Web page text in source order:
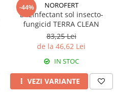
-44% NOROFERT
Dezinfectant sol insecto-
fungicid TERRA CLEAN
83,25 Lei
de la 46,62 Lei
IN STOC
VEZI VARIANTE